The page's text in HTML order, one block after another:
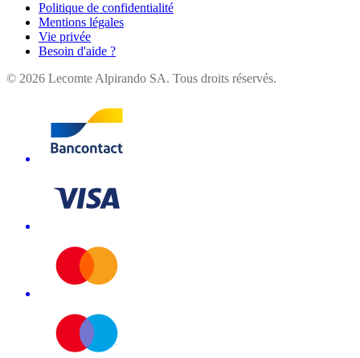
Politique de confidentialité
Mentions légales
Vie privée
Besoin d'aide ?
© 2026 Lecomte Alpirando SA. Tous droits réservés.